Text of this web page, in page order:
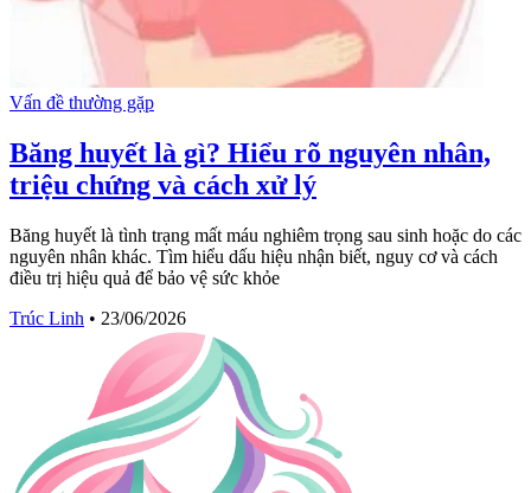
Vấn đề thường gặp
Băng huyết là gì? Hiểu rõ nguyên nhân,
triệu chứng và cách xử lý
Băng huyết là tình trạng mất máu nghiêm trọng sau sinh hoặc do các
nguyên nhân khác. Tìm hiểu dấu hiệu nhận biết, nguy cơ và cách
điều trị hiệu quả để bảo vệ sức khỏe
Trúc Linh • 23/06/2026